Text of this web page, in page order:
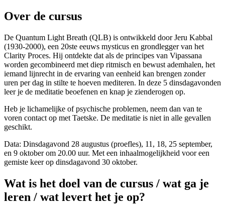
Over de cursus
De Quantum Light Breath (QLB) is ontwikkeld door Jeru Kabbal
(1930-2000), een 20ste eeuws mysticus en grondlegger van het
Clarity Proces. Hij ontdekte dat als de principes van Vipassana
worden gecombineerd met diep ritmisch en bewust ademhalen, het
iemand lijnrecht in de ervaring van eenheid kan brengen zonder
uren per dag in stilte te hoeven mediteren. In deze 5 dinsdagavonden
leer je de meditatie beoefenen en knap je zienderogen op.
Heb je lichamelijke of psychische problemen, neem dan van te
voren contact op met Taetske. De meditatie is niet in alle gevallen
geschikt.
Data: Dinsdagavond 28 augustus (proefles), 11, 18, 25 september,
en 9 oktober om 20.00 uur. Met een inhaalmogelijkheid voor een
gemiste keer op dinsdagavond 30 oktober.
Wat is het doel van de cursus / wat ga je
leren / wat levert het je op?